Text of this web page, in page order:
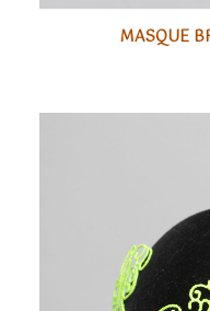
MASQUE